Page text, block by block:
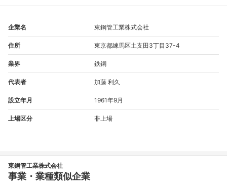
こちらの企業もフォローしませんか？
企業名 東鋼管工業株式会社
住所 東京都練馬区土支田3丁目37-4
業界 鉄鋼
代表者 加藤 利久
設立年月 1961年9月
上場区分 非上場
東鋼管工業株式会社
事業・業種類似企業